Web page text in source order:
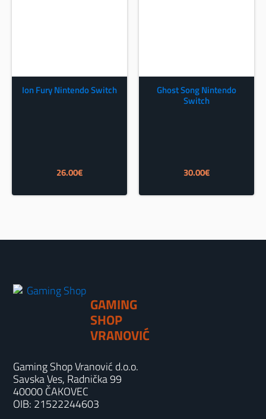
Ion Fury Nintendo Switch
26.00€
Ghost Song Nintendo
Switch
30.00€
GAMING
SHOP
VRANOVIĆ
Gaming Shop Vranović d.o.o.
Savska Ves, Radnička 99
40000 ČAKOVEC
OIB: 21522244603